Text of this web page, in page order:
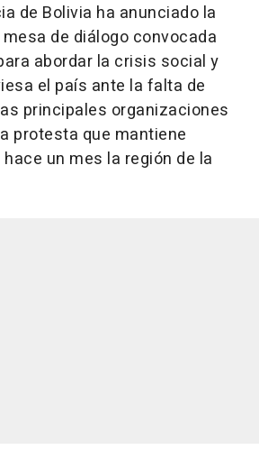
de Bolivia ha anunciado la
de diálogo convocada
abordar la crisis social y
el país ante la falta de
principales organizaciones
protesta que mantiene
un mes la región de la